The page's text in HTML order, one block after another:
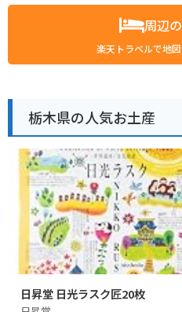
周辺
楽天トラベルで地図
栃木県の人気お土産
日昇堂 日光ラスク匠20枚